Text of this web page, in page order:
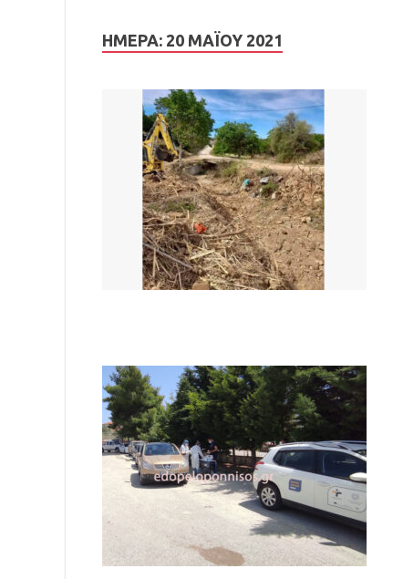
ΗΜΈΡΑ: 20 ΜΑΪ́ΟΥ 2021